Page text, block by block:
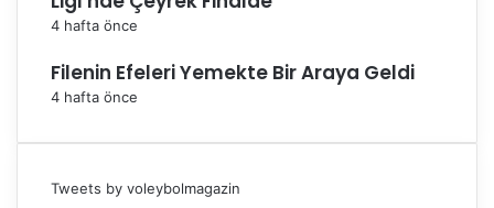
4 hafta önce
Filenin Efeleri Yemekte Bir Araya Geldi
4 hafta önce
Tweets by voleybolmagazin